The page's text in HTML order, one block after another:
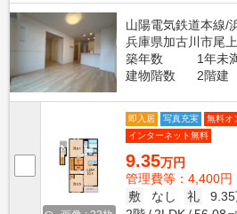
山陽電気鉄道本線/
兵庫県加古川市尾
築年数
1年未
建物階数
2階建
即入居 写真充実
無料オ
インターネット無料
9.35万円
管理費等：4,400円
敷
なし 礼